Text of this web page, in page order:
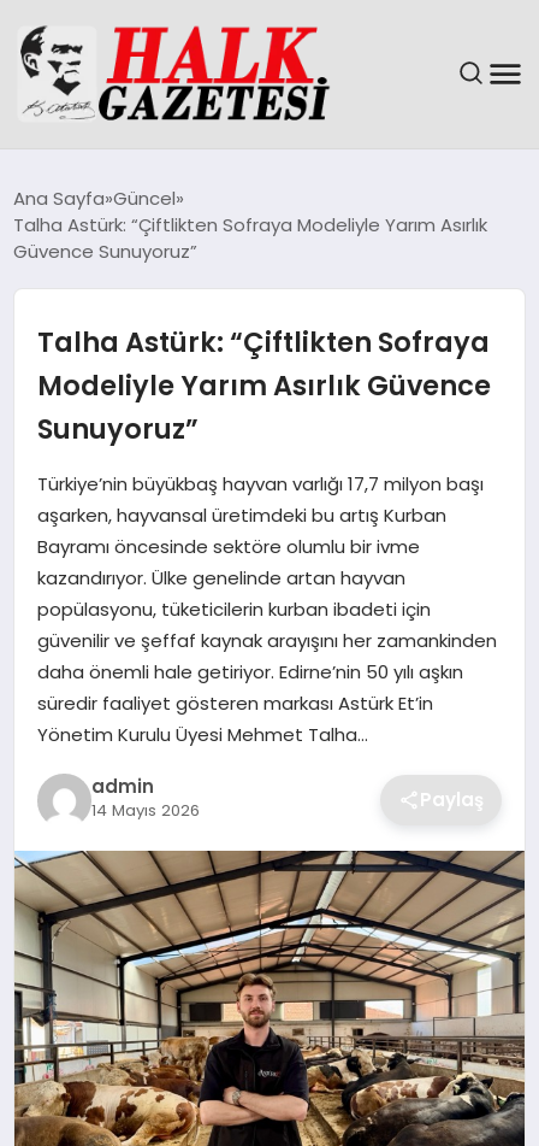
DÜNYA
MAGAZIN
SAĞLIK
SIYASET
SPOR
TEKNOLOJI
YAŞAM
Ana Sayfa Güncel
Talha Astürk: “Çiftlikten Sofraya Modeliyle Yarım Asırlık
Güvence Sunuyoruz”
Talha Astürk: “Çiftlikten Sofraya
Modeliyle Yarım Asırlık Güvence
Sunuyoruz”
Türkiye’nin büyükbaş hayvan varlığı 17,7 milyon başı
aşarken, hayvansal üretimdeki bu artış Kurban
Bayramı öncesinde sektöre olumlu bir ivme
kazandırıyor. Ülke genelinde artan hayvan
popülasyonu, tüketicilerin kurban ibadeti için
güvenilir ve şeffaf kaynak arayışını her zamankinden
daha önemli hale getiriyor. Edirne’nin 50 yılı aşkın
süredir faaliyet gösteren markası Astürk Et’in
Yönetim Kurulu Üyesi Mehmet Talha…
admin
14 Mayıs 2026 Paylaş